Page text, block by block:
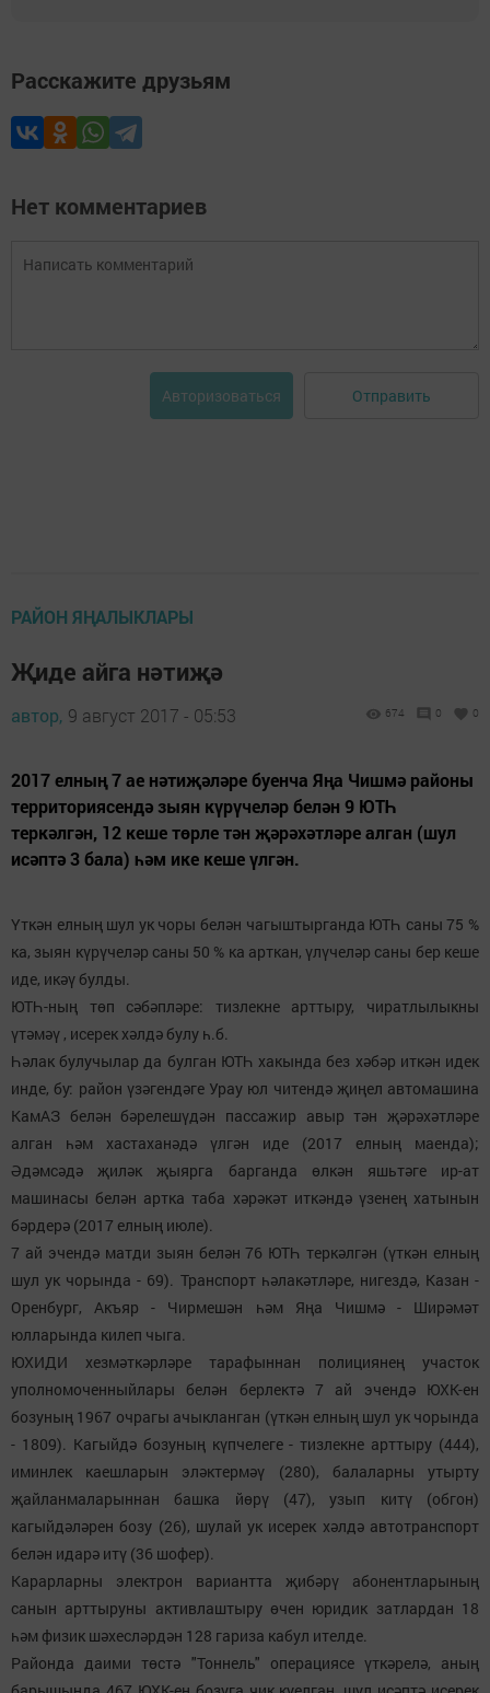
Расскажите друзьям
Нет комментариев
Авторизоваться Отправить
РАЙОН ЯҢАЛЫКЛАРЫ
Җиде айга нәтиҗә
автор, 9 август 2017 - 05:53 674 0 0
2017 елның 7 ае нәтиҗәләре буенча Яңа Чишмә районы
территориясендә зыян күрүчеләр белән 9 ЮТҺ
теркәлгән, 12 кеше төрле тән җәрәхәтләре алган (шул
исәптә 3 бала) һәм ике кеше үлгән.
Үткән елның шул ук чоры белән чагыштырганда ЮТҺ саны 75 %
ка, зыян күрүчеләр саны 50 % ка арткан, үлүчеләр саны бер кеше
иде, икәү булды.
ЮТҺ-ның төп сәбәпләре: тизлекне арттыру, чиратлылыкны
үтәмәү , исерек хәлдә булу һ.б.
Һәлак булучылар да булган ЮТҺ хакында без хәбәр иткән идек
инде, бу: район үзәгендәге Урау юл читендә җиңел автомашина
КамАЗ белән бәрелешүдән пассажир авыр тән җәрәхәтләре
алган һәм хастаханәдә үлгән иде (2017 елның маенда);
Әдәмсәдә җиләк җыярга барганда өлкән яшьтәге ир-ат
машинасы белән артка таба хәрәкәт иткәндә үзенең хатынын
бәрдерә (2017 елның июле).
7 ай эчендә матди зыян белән 76 ЮТҺ теркәлгән (үткән елның
шул ук чорында - 69). Транспорт һәлакәтләре, нигездә, Казан -
Оренбург, Акъяр - Чирмешән һәм Яңа Чишмә - Ширәмәт
юлларында килеп чыга.
ЮХИДИ хезмәткәрләре тарафыннан полициянең участок
уполномоченныйлары белән берлектә 7 ай эчендә ЮХК-ен
бозуның 1967 очрагы ачыкланган (үткән елның шул ук чорында
- 1809). Кагыйдә бозуның күпчелеге - тизлекне арттыру (444),
иминлек каешларын эләктермәү (280), балаларны утырту
җайланмаларыннан башка йөрү (47), узып китү (обгон)
кагыйдәләрен бозу (26), шулай ук исерек хәлдә автотранспорт
белән идарә итү (36 шофер).
Карарларны электрон вариантта җибәрү абонентларының
санын арттыруны активлаштыру өчен юридик затлардан 18
һәм физик шәхесләрдән 128 гариза кабул ителде.
Районда даими төстә "Тоннель" операциясе үткәрелә, аның